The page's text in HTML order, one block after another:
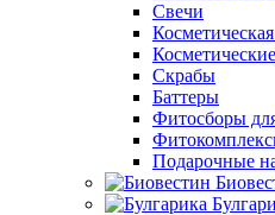
Свечи
Скрабы
Баттеры
Фитосборы
Подарочные